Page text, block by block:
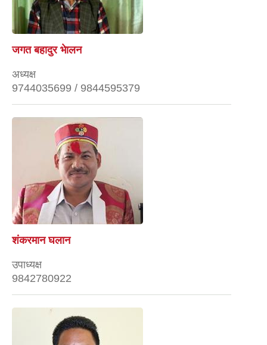
जगत बहादुर भेालन
अध्यक्ष
9744035699 / 9844595379
शंकरमान घलान
उपाध्यक्ष
9842780922